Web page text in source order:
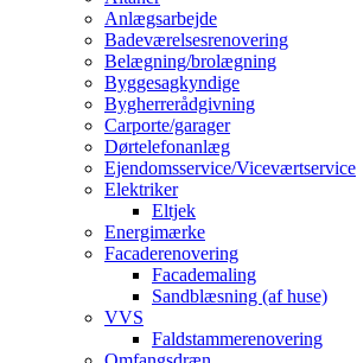
Anlægsarbejde
Badeværelsesrenovering
Belægning/brolægning
Byggesagkyndige
Bygherrerådgivning
Carporte/garager
Dørtelefonanlæg
Ejendomsservice/Viceværtservice
Elektriker
Eltjek
Energimærke
Facaderenovering
Facademaling
Sandblæsning (af huse)
VVS
Faldstammerenovering